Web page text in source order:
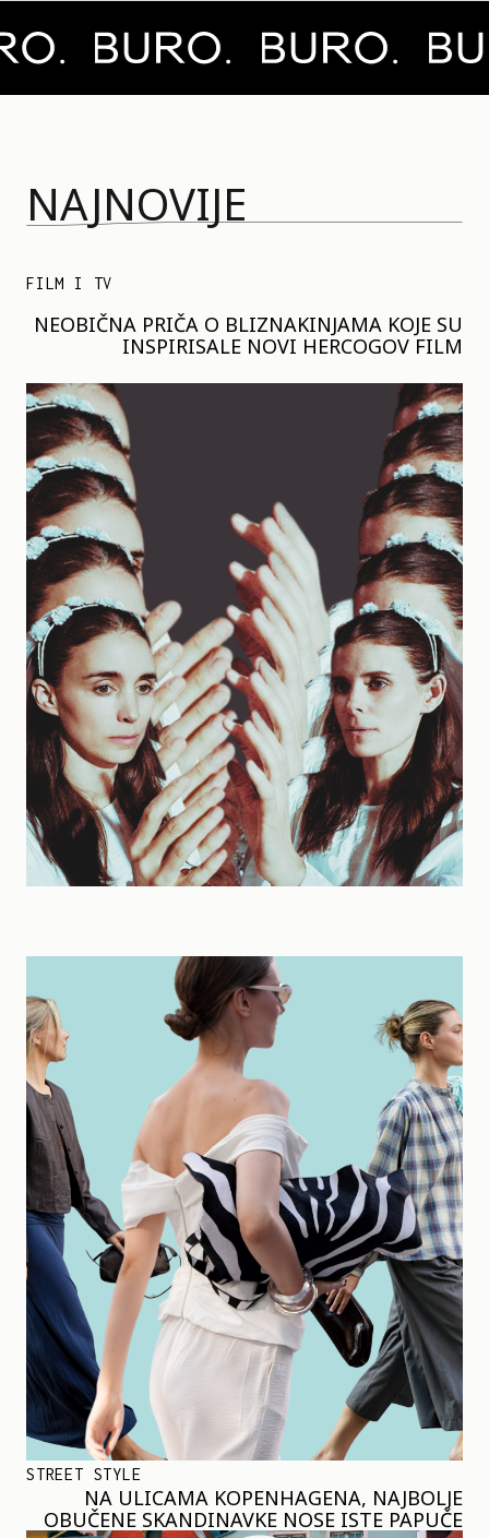
NAJNOVIJE
FILM I TV
NEOBIČNA PRIČA O BLIZNAKINJAMA KOJE SU
INSPIRISALE NOVI HERCOGOV FILM
STREET STYLE
NA ULICAMA KOPENHAGENA, NAJBOLJE
OBUČENE SKANDINAVKE NOSE ISTE PAPUČE